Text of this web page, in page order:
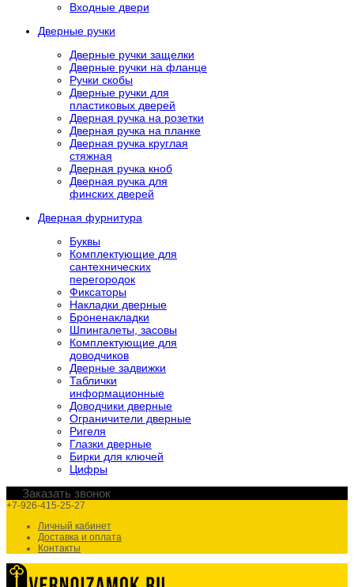
Входные двери
Дверные ручки
Дверные ручки защелки
Дверные ручки на фланце
Ручки скобы
Дверные ручки для
пластиковых дверей
Дверная ручка на розетки
Дверная ручка на планке
Дверная ручка круглая
стяжная
Дверная ручка кноб
Дверная ручка для
финских дверей
Дверная фурнитура
Буквы
Комплектующие для
сантехнических
перегородок
Фиксаторы
Накладки дверные
Броненакладки
Шпингалеты, засовы
Комплектующие для
доводчиков
Дверные задвижки
Таблички
информационные
Доводчики дверные
Ограничители дверные
Ригеля
Глазки дверные
Бирки для ключей
Цифры
Заказать звонок
+7-926-415-25-27
Личный кабинет
Доставка и оплата
Контакты